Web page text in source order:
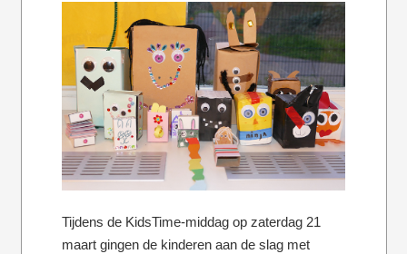
Tijdens de KidsTime-middag op zaterdag 21
maart gingen de kinderen aan de slag met